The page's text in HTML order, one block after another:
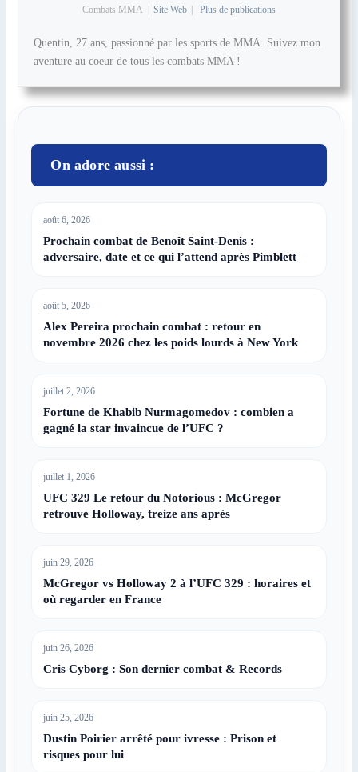
Combats MMA Site Web Plus de publications
Quentin, 27 ans, passionné par les sports de MMA. Suivez mon
aventure au coeur de tous les combats MMA !
On adore aussi :
août 6, 2026
Prochain combat de Benoît Saint-Denis :
adversaire, date et ce qui l’attend après Pimblett
août 5, 2026
Alex Pereira prochain combat : retour en
novembre 2026 chez les poids lourds à New York
juillet 2, 2026
Fortune de Khabib Nurmagomedov : combien a
gagné la star invaincue de l’UFC ?
juillet 1, 2026
UFC 329 Le retour du Notorious : McGregor
retrouve Holloway, treize ans après
juin 29, 2026
McGregor vs Holloway 2 à l’UFC 329 : horaires et
où regarder en France
juin 26, 2026
Cris Cyborg : Son dernier combat & Records
juin 25, 2026
Dustin Poirier arrêté pour ivresse : Prison et
risques pour lui